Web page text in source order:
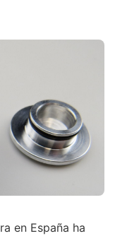
en España ha